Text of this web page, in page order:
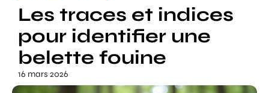
Les traces et indices
pour identifier une
belette fouine
16 mars 2026